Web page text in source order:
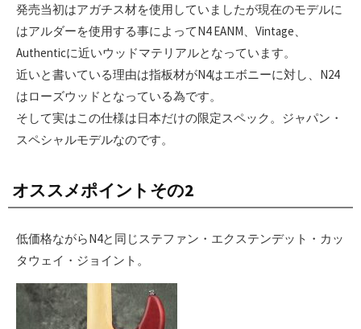
発売当初はアガチス材を使用していましたが現在のモデルに
はアルダーを使用する事によってN4 EANM、Vintage、
Authenticに近いウッドマテリアルとなっています。
近いと書いている理由は指板材がN4はエボニーに対し、N24
はローズウッドとなっている為です。
そして実はこの仕様は日本だけの限定スペック。ジャパン・
スペシャルモデルなのです。
オススメポイントその2
低価格ながらN4と同じステファン・エクステンデット・カッ
タウェイ・ジョイント。